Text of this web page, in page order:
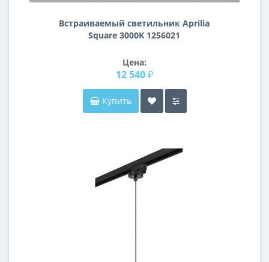
Встраиваемый светильник Aprilia
Square 3000K 1256021
Цена:
12 540 ₽
Купить